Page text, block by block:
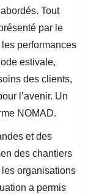
Tout
par le
performances
estivale,
des clients,
l’avenir. Un
NOMAD.
et des
des chantiers
organisations
a permis